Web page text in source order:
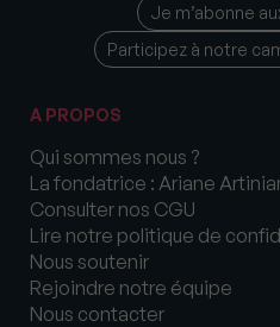
Je m’abonne
Participez à notre
A PROPOS
Qui sommes nous ?
La fondatrice : Ariane
Consulter nos CGU
Lire notre politique de
Nous soutenir
Rejoindre notre équipe
Nous contacter